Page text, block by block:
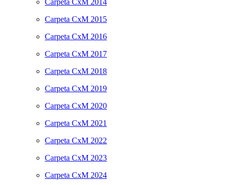
Carpeta CxM 2015
Carpeta CxM 2016
Carpeta CxM 2017
Carpeta CxM 2018
Carpeta CxM 2019
Carpeta CxM 2020
Carpeta CxM 2021
Carpeta CxM 2022
Carpeta CxM 2023
Carpeta CxM 2024